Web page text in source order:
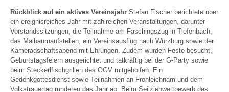
Rückblick auf ein aktives Vereinsjahr Stefan Fischer berichtete über
ein ereignisreiches Jahr mit zahlreichen Veranstaltungen, darunter
Vorstandssitzungen, die Teilnahme am Faschingszug in Tiefenbach,
das Maibaumaufstellen, ein Vereinsausflug nach Würzburg sowie der
Kameradschaftsabend mit Ehrungen. Zudem wurden Feste besucht,
Geburtstagsfeiern ausgerichtet und tatkräftig bei der G-Party sowie
beim Steckerlfischgrillen des OGV mitgeholfen. Ein
Gedenkgottesdienst sowie Teilnahmen an Fronleichnam und dem
Volkstrauertag rundeten das Jahr ab. Beim Seilziehwettbewerb des